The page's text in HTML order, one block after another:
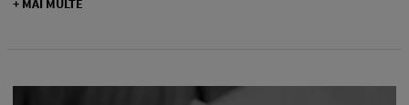
+ MAI MULTE